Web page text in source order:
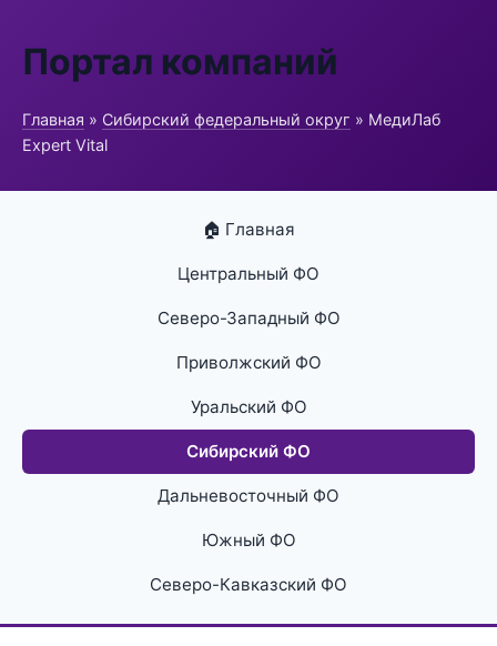
Портал компаний
Главная » Сибирский федеральный округ » МедиЛаб
Expert Vital
🏠 Главная
Центральный ФО
Северо-Западный ФО
Приволжский ФО
Уральский ФО
Сибирский ФО
Дальневосточный ФО
Южный ФО
Северо-Кавказский ФО